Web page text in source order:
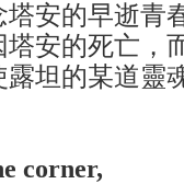
安的早逝青
安的死亡，
坦​的某道靈
corner,